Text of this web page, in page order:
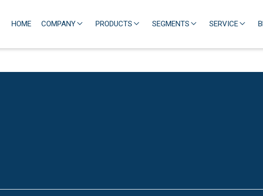
HOME COMPANY PRODUCTS SEGMENTS SERVICE